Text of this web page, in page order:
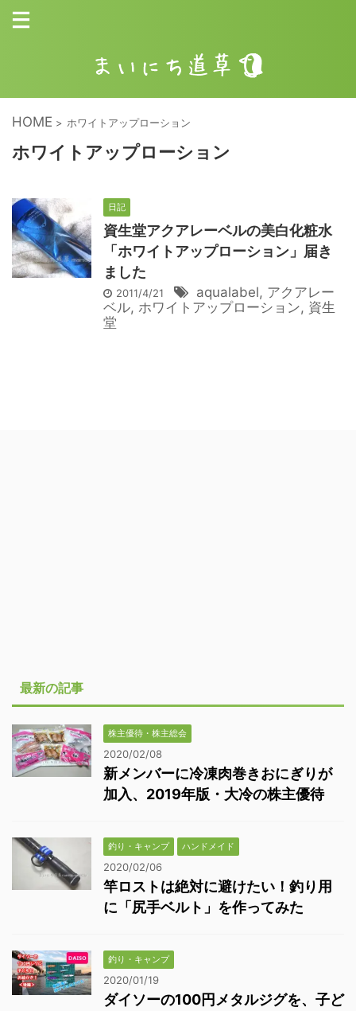
HOME > ホワイトアップローション
ホワイトアップローション
日記
資生堂アクアレーベルの美白化粧水
「ホワイトアップローション」届き
ました
2011/4/21 aqualabel, アクアレー
ベル, ホワイトアップローション, 資生
堂
最新の記事
株主優待・株主総会
2020/02/08
新メンバーに冷凍肉巻きおにぎりが
加入、2019年版・大冷の株主優待
釣り・キャンプ ハンドメイド
2020/02/06
竿ロストは絶対に避けたい！釣り用
に「尻手ベルト」を作ってみた
釣り・キャンプ
2020/01/19
ダイソーの100円メタルジグを、子ど